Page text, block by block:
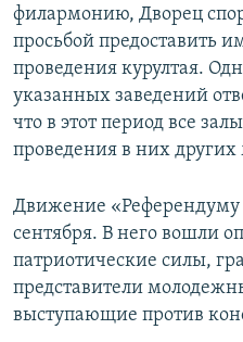
филармонию, Дворец
просьбой предоставить
проведения курултая.
указанных заведений
что в этот период все
проведения в них
Движение «Референдуму
сентября. В него вошли
патриотические силы,
представители
выступающие против